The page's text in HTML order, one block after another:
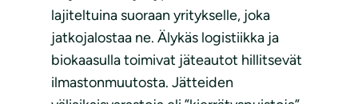
lajiteltuina suoraan yritykselle, joka
jatkojalostaa ne. Älykäs logistiikka ja
biokaasulla toimivat jäteautot hillitsevät
ilmastonmuutosta. Jätteiden